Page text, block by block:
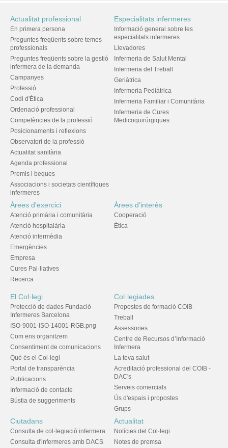
Actualitat professional
En primera persona
Preguntes freqüents sobre temes
professionals
Preguntes freqüents sobre la gestió
infermera de la demanda
Campanyes
Professió
Codi d'Ètica
Ordenació professional
Competències de la professió
Posicionaments i reflexions
Observatori de la professió
Actualitat sanitària
Agenda professional
Premis i beques
Associacions i societats científiques
infermeres
Especialitats infermeres
Informació general sobre les
especialitats infermeres
Llevadores
Infermeria de Salut Mental
Infermeria del Treball
Geriàtrica
Infermeria Pediàtrica
Infermeria Familiar i Comunitària
Infermeria de Cures
Medicoquirúrgiques
Àrees d'exercici
Atenció primària i comunitària
Atenció hospitalària
Atenció intermèdia
Emergències
Empresa
Cures Pal·liatives
Recerca
Àrees d'interès
Cooperació
Ètica
El Col·legi
Protecció de dades Fundació
Infermeres Barcelona
ISO-9001-ISO-14001-RGB.png
Com ens organitzem
Consentiment de comunicacions
Què és el Col·legi
Portal de transparència
Publicacions
Informació de contacte
Bústia de suggeriments
Col·legiades
Propostes de formació COIB
Treball
Assessories
Centre de Recursos d’Informació
Infermera
La teva salut
Acreditació professional del COIB -
DAC's
Serveis comercials
Ús d'espais i propostes
Grups
Ciutadans
Consulta de col·legiació infermera
Consulta d'infermeres amb DACS
Actualitat
Notícies del Col·legi
Notes de premsa